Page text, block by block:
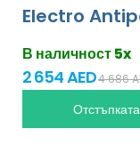
Electro
В наличност 5x
2 654 AED4 686